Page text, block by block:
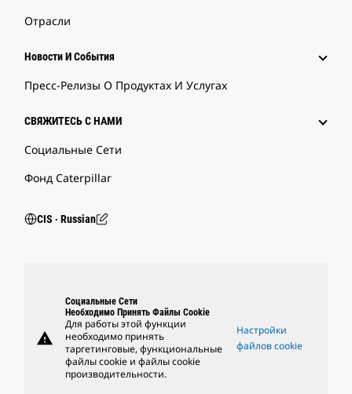
Отрасли
Новости И События
Пресс-Релизы О Продуктах И Услугах
СВЯЖИТЕСЬ С НАМИ
Социальные Сети
Фонд Caterpillar
CIS ‧ Russian
warning
Социальные Сети
Необходимо Принять Файлы Cookie
Для работы этой функции
необходимо принять
таргетинговые, функциональные
файлы cookie и файлы cookie
производительности.
Настройки
файлов cookie